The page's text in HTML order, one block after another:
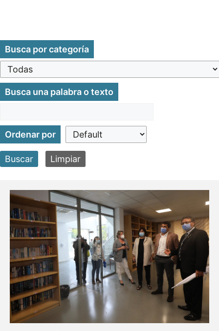
Busca por categoría
Busca una palabra o texto
Ordenar por
Buscar Limpiar